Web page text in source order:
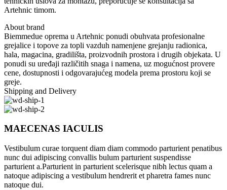
Artehnic timom.
About brand
Biemmedue oprema u Artehnic ponudi obuhvata profesionalne
grejalice i topove za topli vazduh namenjene grejanju radionica,
hala, magacina, gradilišta, proizvodnih prostora i drugih objekata. U
ponudi su uređaji različitih snaga i namena, uz mogućnost provere
cene, dostupnosti i odgovarajućeg modela prema prostoru koji se
greje.
Shipping and Delivery
MAECENAS IACULIS
Vestibulum curae torquent diam diam commodo parturient penatibus
nunc dui adipiscing convallis bulum parturient suspendisse
parturient a.Parturient in parturient scelerisque nibh lectus quam a
natoque adipiscing a vestibulum hendrerit et pharetra fames nunc
natoque dui.